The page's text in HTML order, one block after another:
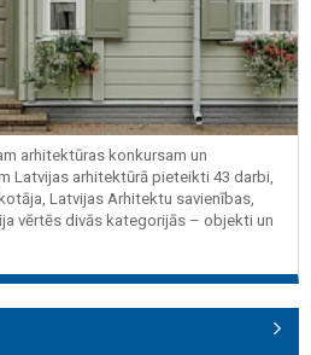
arhitektūras konkursam un
Latvijas arhitektūrā pieteikti 43 darbi,
Latvijas Arhitektu savienības,
vērtēs divās kategorijās – objekti un